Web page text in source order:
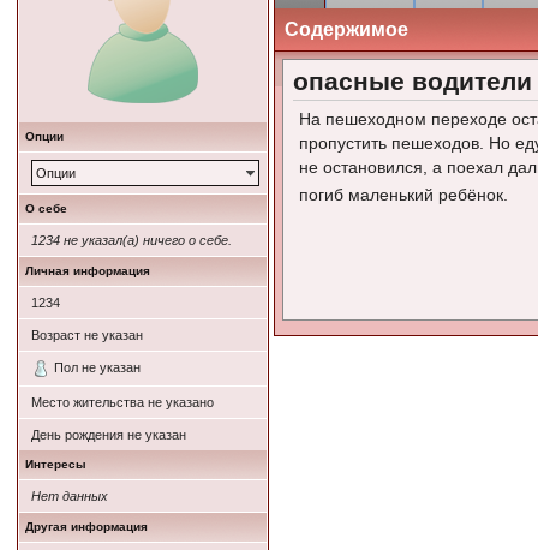
Опции
Опции
О себе
1234 не указал(а) ничего о себе.
Личная информация
1234
Возраст не указан
Пол не указан
Место жительства не указано
День рождения не указан
Интересы
Нет данных
Другая информация
Содержимое
опасные водители
На пешеходном переходе
пропустить пешеходов. Но
не остановился, а поехал
погиб маленький ребёнок.